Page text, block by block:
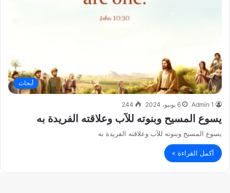
أبحاث
Admin 1 6 يونيو، 2024 244
يسوع المسيح وبنوته للآب وعلاقته الفريدة به
يسوع المسيح وبنوته للآب وعلاقته الفريدة به
أكمل القراءة »